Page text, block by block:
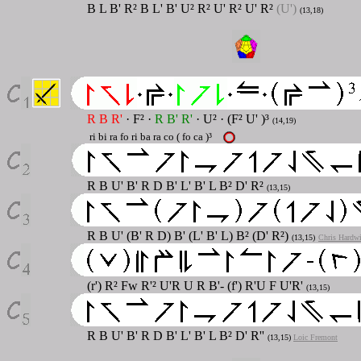
B L B' R² B L' B' U² R² U' R² U' R² (U') (13,18)
R B R' · F² · R B' R' · U² · (F² U' )³ (14,19)
ri bi ra fo ri ba ra co ( fo ca )³
R B U' B' R D B' L' B' L B² D' R² (13,15)
R B U' (B' R D) B' (L' B' L) B² (D' R²) (13,15) Chris
(r') R² Fw R'² U'R U R B'- (f') R'U F U'R' (13,15)
R B U' B' R D B' L' B' L B² D' R'' (13,15) Loic Fremont